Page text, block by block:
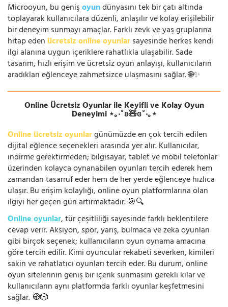
Microoyun, bu genişoyundünyasını tek bir çatı altında
toplayarak kullanıcılara düzenli, anlaşılır ve kolay erişilebilir
bir deneyim sunmayı amaçlar. Farklı zevk ve yaş gruplarına
hitap eden ücretsiz online oyunlarsayesinde herkes kendi
ilgi alanına uygun içeriklere rahatlıkla ulaşabilir. Sade
tasarım, hızlı erişim ve ücretsiz oyun anlayışı, kullanıcıların
aradıkları eğlenceye zahmetsizce ulaşmasını sağlar. 🌐✨
Online Ücretsiz Oyunlar ile Keyifli ve Kolay Oyun
Deneyimi ⋆｡‧˚ʚ🧸ɞ˚‧｡⋆
Online ücretsiz oyunlargünümüzde en çok tercih edilen
dijital eğlence seçenekleri arasında yer alır. Kullanıcılar,
indirme gerektirmeden; bilgisayar, tablet ve mobil telefonlar
üzerinden kolayca oynanabilen oyunları tercih ederek hem
zamandan tasarruf eder hem de her yerde eğlenceye hızlıca
ulaşır. Bu erişim kolaylığı, online oyun platformlarına olan
ilgiyi her geçen gün artırmaktadır. 🎯🔍
Online oyunlar, tür çeşitliliği sayesinde farklı beklentilere
cevap verir. Aksiyon, spor, yarış, bulmaca ve zeka oyunları
gibi birçok seçenek; kullanıcıların oyun oynama amacına
göre tercih edilir. Kimi oyuncular rekabeti severken, kimileri
sakin ve rahatlatıcı oyunları tercih eder. Bu durum, online
oyun sitelerinin geniş bir içerik sunmasını gerekli kılar ve
kullanıcıların aynı platformda farklı oyunlar keşfetmesini
sağlar. 🧭🎲